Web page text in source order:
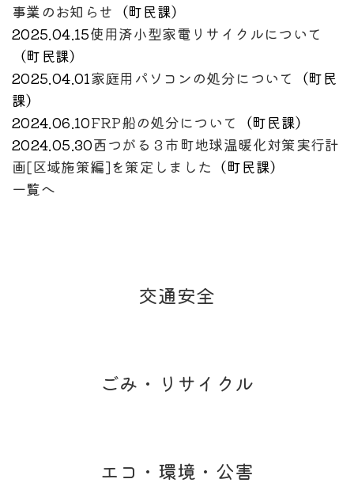
事業のお知らせ （町民課）
2025.04.15使用済小型家電リサイクルについて
（町民課）
2025.04.01家庭用パソコンの処分について （町民
課）
2024.06.10FRP船の処分について （町民課）
2024.05.30西つがる３市町地球温暖化対策実行計
画[区域施策編]を策定しました （町民課）
一覧へ
交通安全
ごみ・リサイクル
エコ・環境・公害